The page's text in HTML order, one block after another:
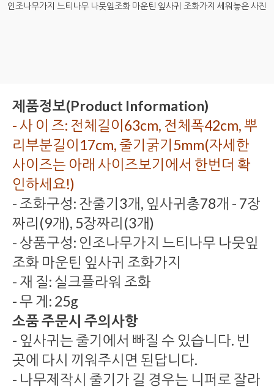
인조나무가지 느티나무 나뭇잎조화 마운틴 잎사귀 조화가지 세워놓은 사진
제품정보(Product Information)
- 사 이 즈: 전체길이63cm, 전체폭42cm, 뿌
리부분길이17cm, 줄기굵기5mm(자세한
사이즈는 아래 사이즈보기에서 한번더 확
인하세요!)
- 조화구성: 잔줄기3개, 잎사귀총78개 - 7장
짜리(9개), 5장짜리(3개)
- 상품구성: 인조나무가지 느티나무 나뭇잎
조화 마운틴 잎사귀 조화가지
- 재 질: 실크플라워 조화
- 무 게: 25g
소품 주문시 주의사항
- 잎사귀는 줄기에서 빠질 수 있습니다. 빈
곳에 다시 끼워주시면 된답니다.
- 나무제작시 줄기가 길 경우는 니퍼로 잘라